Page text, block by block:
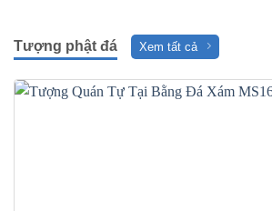
Tượng phật đá Xem tất cả